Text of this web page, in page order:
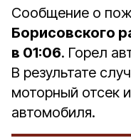
Сообщение о
Борисовского
в 01:06. Горел
В результате
моторный отсек
автомобиля.